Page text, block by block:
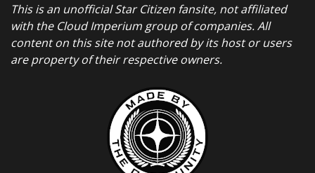
This is an unofficial Star Citizen fansite, not affiliated
with the Cloud Imperium group of companies. All
content on this site not authored by its host or users
are property of their respective owners.